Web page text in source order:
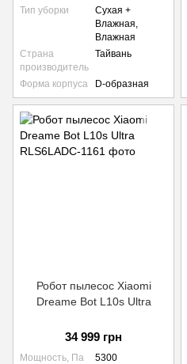
Тип уборки
Сухая +
Влажная,
Влажная
Страна
производитель
Тайвань
Форма корпуса D-образная
Робот пылесос Xiaomi
Dreame Bot L10s Ultra
34 999 грн
Мощность, Па
5300